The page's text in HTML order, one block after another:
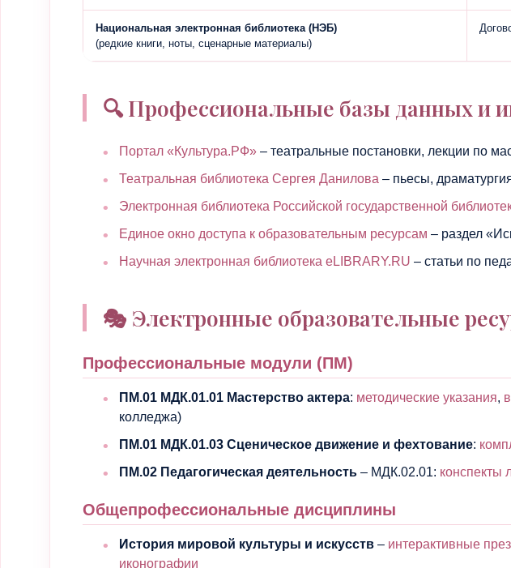
Национальная электронная библиотека (НЭБ)
(редкие книги, ноты, сценарные материалы)
🔍 Профессиональные базы данных и
Портал «Культура.РФ» – театральные постановки, лекции по
Театральная библиотека Сергея Данилова – пьесы,
Электронная библиотека Российской государственной
Единое окно доступа к образовательным ресурсам – раздел
Научная электронная библиотека eLIBRARY.RU – статьи по
🎭 Электронные образовательные
Профессиональные модули (ПМ)
ПМ.01 МДК.01.01 Мастерство актера: методические указания,
колледжа)
ПМ.01 МДК.01.03 Сценическое движение и фехтование:
ПМ.02 Педагогическая деятельность – МДК.02.01: конспекты
Общепрофессиональные дисциплины
История мировой культуры и искусств – интерактивные
иконографии